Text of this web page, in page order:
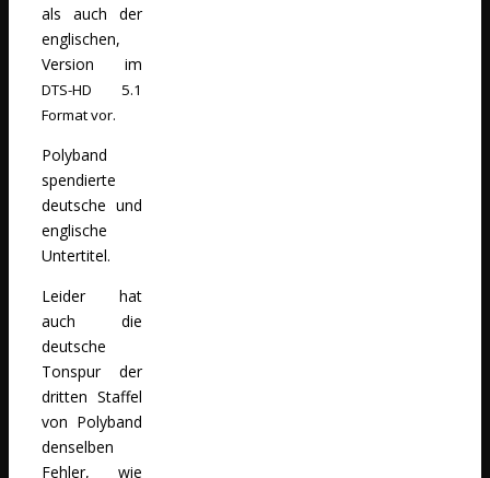
als auch der
englischen,
Version im
DTS-HD 5.1
Format vor.
Polyband
spendierte
deutsche und
englische
Untertitel.
Leider hat
auch die
deutsche
Tonspur der
dritten Staffel
von Polyband
denselben
Fehler, wie